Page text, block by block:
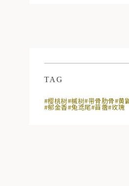
TAG
#樱桃树#槭树#带骨肋骨#黄
#郁金香#兔鸢尾#苜蓿#玫瑰